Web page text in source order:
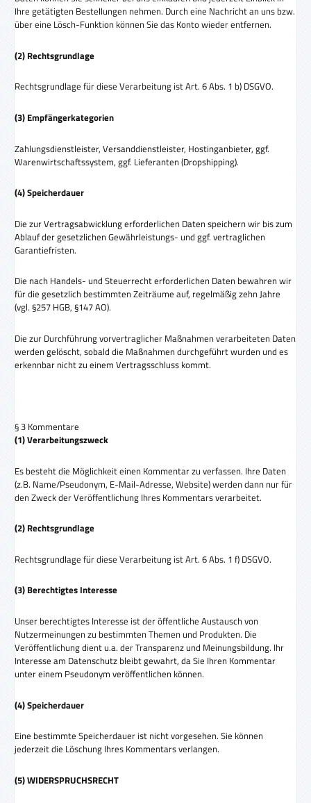
Ihre getätigten Bestellungen nehmen. Durch eine Nachricht an uns bzw.
über eine Lösch-Funktion können Sie das Konto wieder entfernen.
(2) Rechtsgrundlage
Rechtsgrundlage für diese Verarbeitung ist Art. 6 Abs. 1 b) DSGVO.
(3) Empfängerkategorien
Zahlungsdienstleister, Versanddienstleister, Hostinganbieter, ggf.
Warenwirtschaftssystem, ggf. Lieferanten (Dropshipping).
(4) Speicherdauer
Die zur Vertragsabwicklung erforderlichen Daten speichern wir bis zum
Ablauf der gesetzlichen Gewährleistungs- und ggf. vertraglichen
Garantiefristen.
Die nach Handels- und Steuerrecht erforderlichen Daten bewahren wir
für die gesetzlich bestimmten Zeiträume auf, regelmäßig zehn Jahre
(vgl. §257 HGB, §147 AO).
Die zur Durchführung vorvertraglicher Maßnahmen verarbeiteten Daten
werden gelöscht, sobald die Maßnahmen durchgeführt wurden und es
erkennbar nicht zu einem Vertragsschluss kommt.
§ 3 Kommentare
(1) Verarbeitungszweck
Es besteht die Möglichkeit einen Kommentar zu verfassen. Ihre Daten
(z.B. Name/Pseudonym, E-Mail-Adresse, Website) werden dann nur für
den Zweck der Veröffentlichung Ihres Kommentars verarbeitet.
(2) Rechtsgrundlage
Rechtsgrundlage für diese Verarbeitung ist Art. 6 Abs. 1 f) DSGVO.
(3) Berechtigtes Interesse
Unser berechtigtes Interesse ist der öffentliche Austausch von
Nutzermeinungen zu bestimmten Themen und Produkten. Die
Veröffentlichung dient u.a. der Transparenz und Meinungsbildung. Ihr
Interesse am Datenschutz bleibt gewahrt, da Sie Ihren Kommentar
unter einem Pseudonym veröffentlichen können.
(4) Speicherdauer
Eine bestimmte Speicherdauer ist nicht vorgesehen. Sie können
jederzeit die Löschung Ihres Kommentars verlangen.
(5) WIDERSPRUCHSRECHT